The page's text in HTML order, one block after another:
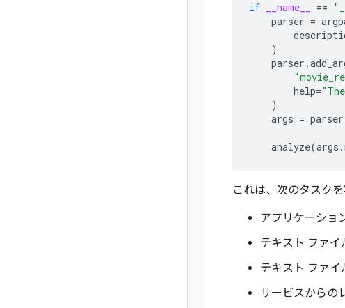
if __name__ ==
parser =
)
parser .
help=
)
args = parser
analyze(args .
これは、次のタスク
アプリケーショ
テキスト ファイ
テキスト ファ
サービスからの